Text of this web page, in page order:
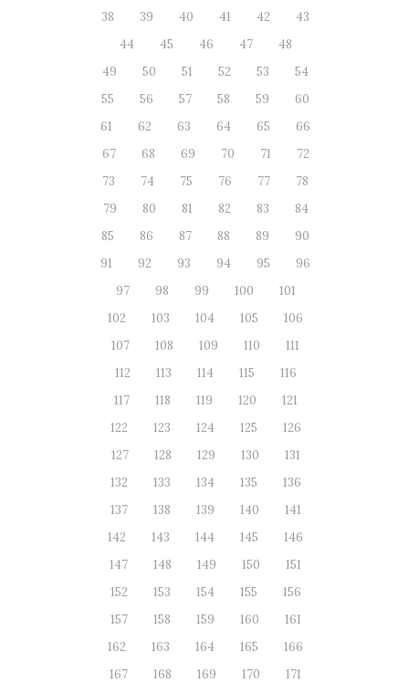
38 39 40 41 42
43
44
45 46 47
48
49
50 51 52 53
54
55
56 57 58 59
60
61
62 63 64 65
66
67
68 69 70 71
72
73
74 75 76 77
78
79
80 81 82 83
84
85
86 87 88 89
90
91
92 93 94 95
96
97
98 99 100
101
102
103 104 105
106
107
108 109 110
111
112
113 114 115
116
117
118 119 120
121
122
123 124 125
126
127
128 129 130
131
132
133 134 135
136
137
138 139 140
141
142
143 144 145
146
147
148 149 150
151
152
153 154 155
156
157
158 159 160
161
162
163 164 165
166
167
168 169 170
171